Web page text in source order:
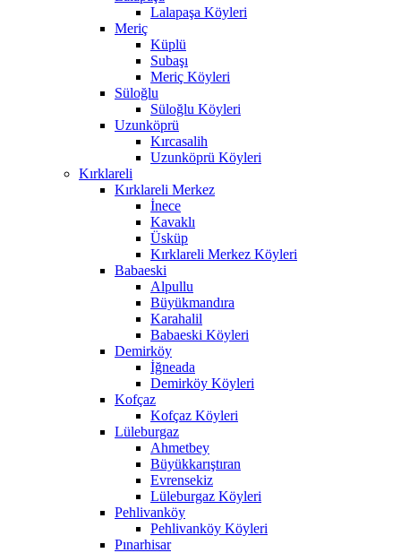
Lalapaşa Köyleri
Meriç
Küplü
Subaşı
Meriç Köyleri
Süloğlu
Süloğlu Köyleri
Uzunköprü
Kırcasalih
Uzunköprü Köyleri
Kırklareli
Kırklareli Merkez
İnece
Kavaklı
Üsküp
Kırklareli Merkez Köyleri
Babaeski
Alpullu
Büyükmandıra
Karahalil
Babaeski Köyleri
Demirköy
İğneada
Demirköy Köyleri
Kofçaz
Kofçaz Köyleri
Lüleburgaz
Ahmetbey
Büyükkarıştıran
Evrensekiz
Lüleburgaz Köyleri
Pehlivanköy
Pehlivanköy Köyleri
Pınarhisar